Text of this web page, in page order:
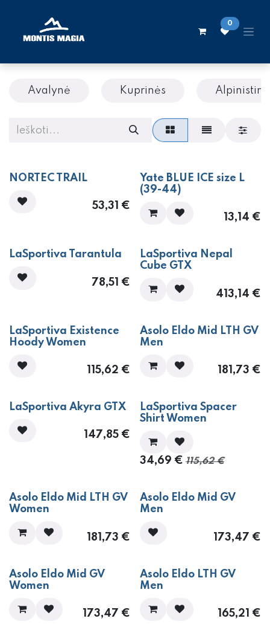
0
Avalynė Kuprinės
NORTEC TRAIL
53,31 €
Yate BLUE ICE size L
(39-44)
13,14 €
LaSportiva Tarantula
78,51 €
LaSportiva Nepal
Cube GTX
413,14 €
​​​​​​​LaSportiva Existence
Hoody Women
115,62 €
​​​​​​Asolo Eldo Mid LTH GV
Men
181,73 €
​​​​​​​​​LaSportiva Akyra GTX
147,85€
- 70%
​​​​​​​​LaSportiva Spacer
Shirt Women
34,69 € 115,62€
​​​​​​Asolo Eldo Mid LTH GV
Women
181,73 €
​​​​​​Asolo Eldo Mid GV
Men
173,47 €
​​​​​​Asolo Eldo Mid GV
Women
173,47 €
​​​​​​Asolo Eldo LTH GV
Men
165,21 €